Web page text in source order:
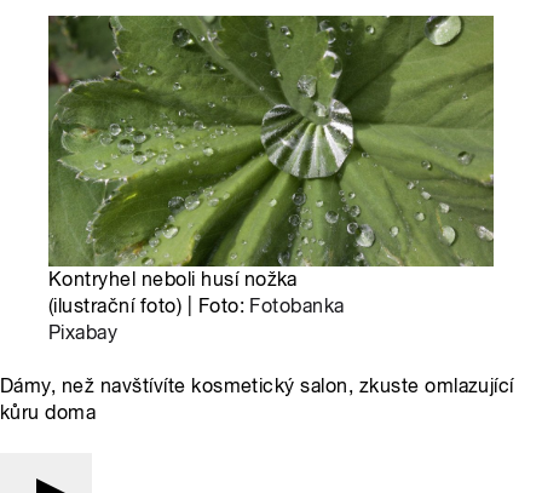
Kontryhel neboli husí nožka
(ilustrační foto) | Foto: Fotobanka
Pixabay
Dámy, než navštívíte kosmetický salon, zkuste omlazující
kůru doma